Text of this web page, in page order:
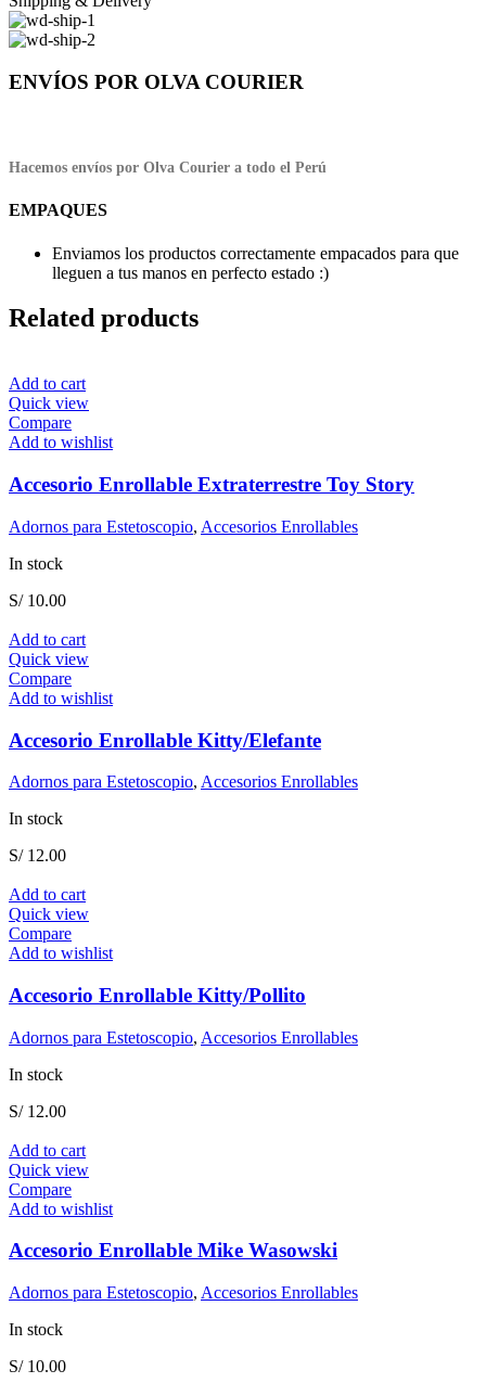
ENVÍOS POR OLVA COURIER
Hacemos envíos por Olva Courier a todo el Perú
EMPAQUES
Enviamos los productos correctamente empacados para que
lleguen a tus manos en perfecto estado :)
Related products
Add to cart
Quick view
Compare
Add to wishlist
Accesorio Enrollable Extraterrestre Toy Story
Adornos para Estetoscopio, Accesorios Enrollables
In stock
S/10.00
Add to cart
Quick view
Compare
Add to wishlist
Accesorio Enrollable Kitty/Elefante
Adornos para Estetoscopio, Accesorios Enrollables
In stock
S/12.00
Add to cart
Quick view
Compare
Add to wishlist
Accesorio Enrollable Kitty/Pollito
Adornos para Estetoscopio, Accesorios Enrollables
In stock
S/12.00
Add to cart
Quick view
Compare
Add to wishlist
Accesorio Enrollable Mike Wasowski
Adornos para Estetoscopio, Accesorios Enrollables
In stock
S/10.00